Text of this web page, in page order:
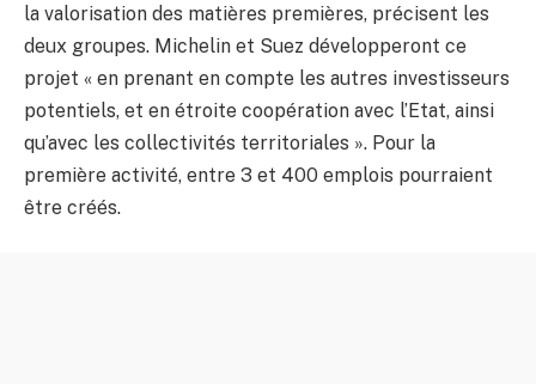
la valorisation des matières premières, précisent les
deux groupes. Michelin et Suez développeront ce
projet « en prenant en compte les autres investisseurs
potentiels, et en étroite coopération avec l’Etat, ainsi
qu’avec les collectivités territoriales ». Pour la
première activité, entre 3 et 400 emplois pourraient
être créés.